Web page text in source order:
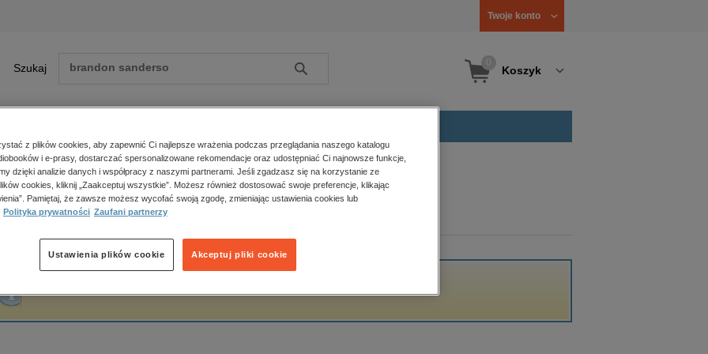
Twoje konto
Szukaj Szukaj Koszyk
Zobacz wszystkie E-prasa
polityka, społeczno-informacyjne
psychologiczne
popularno-naukowe
historia
główna Wojciech Machała
Machała
z plików cookies, aby zapewnić Ci najlepsze wrażenia podczas przeglądania naszego katalogu
i e-prasy, dostarczać spersonalizowane rekomendacje oraz udostępniać Ci najnowsze funkcje,
dzięki analizie danych i współpracy z naszymi partnerami. Jeśli zgadzasz się na korzystanie ze
cookies, kliknij „Zaakceptuj wszystkie”. Możesz również dostosować swoje preferencje, klikając
Pamiętaj, że zawsze możesz wycofać swoją zgodę, zmieniając ustawienia cookies lub
Polityka prywatności Zaufani partnerzy
Akceptuj pliki cookie
Ustawienia plików cookie